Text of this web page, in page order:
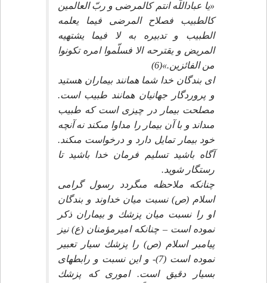
«يا عباداللّه انتم كالمرضى و ربّ العالمين
كالطبيب فصلاح المرضى فيما يعلمه
الطبيب و تدبيره به لا فيما يشتهيه
المريض و يقترحه الا فسلّموا امره تكونوا
من الفائزين.»(6)
اى بندگان خدا شما همانند بيماران هستيد
و پروردگار جهانيان همانند طبيب است.
مصلحت بيمار در چيزى است كه طبيب
مى‏داند و با آن بيمار را مداوا مى‏كند نه آنچه
خود بيمار تمايل دارد و درخواست مى‏كند.
آگاه باشيد تسليم فرمان خدا باشيد تا
رستگار شويد.
چنانكه ملاحظه مى‏گردد رسول گرامى
اسلام (ص) نسبت ميان خداوند و بندگان
او را نسبت ميان پزشك و بيماران ذكر
نموده است – چنانكه اميرمؤمنان (ع) نيز
پيامبر اسلام (ص) را پزشك سيار تعبير
نموده است (7)- و اين نسبت و رابطه‏اى
بسيار دقيق است. امورى كه پزشك